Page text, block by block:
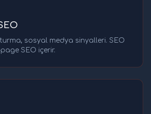
sosyal medya sinyalleri. SEO
SEO içerir.